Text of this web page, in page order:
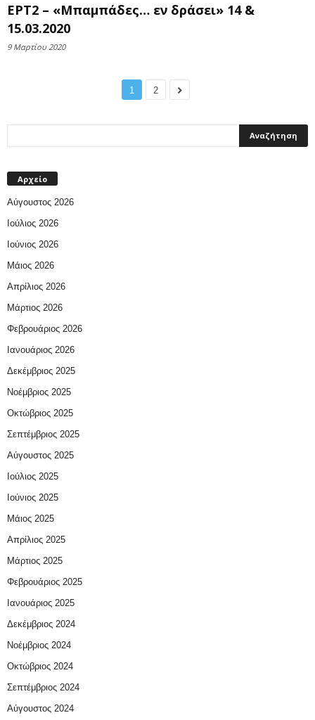
ΕΡΤ2 – «Μπαμπάδες… εν δράσει» 14 &
15.03.2020
9 Μαρτίου 2020
1 2
Αρχείο
Αύγουστος 2026
Ιούλιος 2026
Ιούνιος 2026
Μάιος 2026
Απρίλιος 2026
Μάρτιος 2026
Φεβρουάριος 2026
Ιανουάριος 2026
Δεκέμβριος 2025
Νοέμβριος 2025
Οκτώβριος 2025
Σεπτέμβριος 2025
Αύγουστος 2025
Ιούλιος 2025
Ιούνιος 2025
Μάιος 2025
Απρίλιος 2025
Μάρτιος 2025
Φεβρουάριος 2025
Ιανουάριος 2025
Δεκέμβριος 2024
Νοέμβριος 2024
Οκτώβριος 2024
Σεπτέμβριος 2024
Αύγουστος 2024